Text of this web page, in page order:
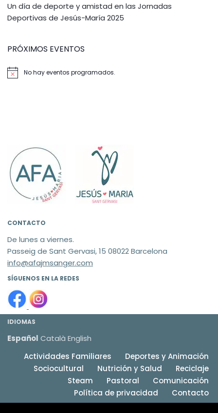
Un día de deporte y amistad en las Jornadas
Deportivas de Jesús-María 2025
PRÓXIMOS EVENTOS
Aviso No hay eventos programados.
CONTACTO
De lunes a viernes.
Passeig de Sant Gervasi, 15 08022 Barcelona
info@afajmsanger.com
SÍGUENOS EN LA REDES
IDIOMAS
Español Català English
Actividades Familiares
Deportes y Animación
Sociocultural
Nutrición y Salud
Reciclaje
Steam
Pastoral
Comunicación
Política de privacidad
Contacto